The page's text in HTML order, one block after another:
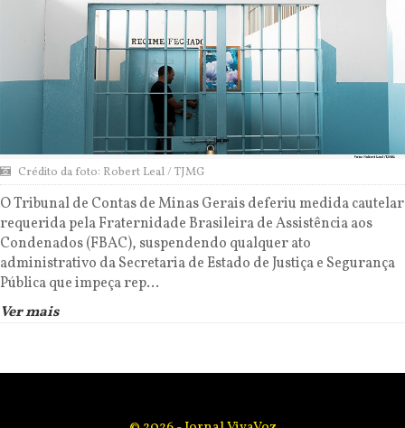
Crédito da foto: Robert Leal / TJMG
O Tribunal de Contas de Minas Gerais deferiu medida cautelar
requerida pela Fraternidade Brasileira de Assistência aos
Condenados (FBAC), suspendendo qualquer ato
administrativo da Secretaria de Estado de Justiça e Segurança
Pública que impeça rep...
Ver mais